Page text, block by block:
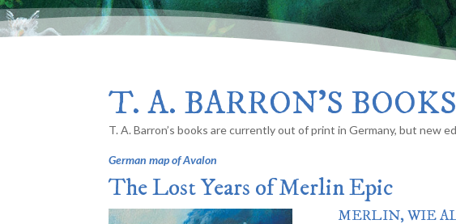
T. A. BARRON’S
T. A. Barron’s books are currently out of print in Germany, but new
German map of Avalon
The Lost Years of Merlin Epic
MERLIN, WIE